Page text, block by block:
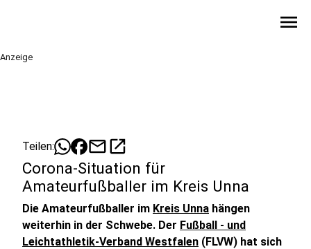
menu
Anzeige
Teilen: mailopen_in_new
Corona-Situation für
Amateurfußballer im Kreis Unna
Die Amateurfußballer im Kreis Unna hängen
weiterhin in der Schwebe. Der Fußball - und
Leichtathletik-Verband Westfalen (FLVW) hat sich